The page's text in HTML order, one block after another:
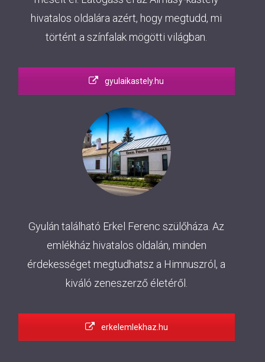
hivatalos oldalára azért, hogy megtudd, mi
történt a színfalak mögötti világban.
gyulaikastely.hu
Gyulán található Erkel Ferenc szülőháza. Az
emlékház hivatalos oldalán, minden
érdekességet megtudhatsz a Himnuszról, a
kiváló zeneszerző életéről.
erkelemlekhaz.hu